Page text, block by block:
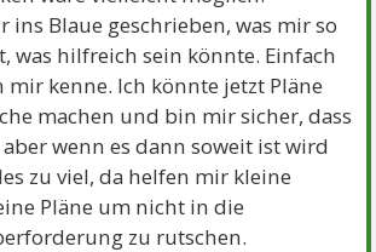
ins Blaue geschrieben, was mir so
was hilfreich sein könnte. Einfach
mir kenne. Ich könnte jetzt Pläne
machen und bin mir sicher, dass
wenn es dann soweit ist wird
zu viel, da helfen mir kleine
Pläne um nicht in die
zu rutschen.